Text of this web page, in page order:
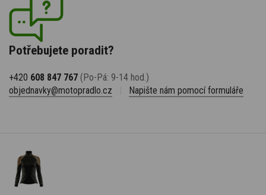
Potřebujete poradit?
+420 608 847 767 (Po-Pá: 9-14 hod.)
objednavky@motopradlo.cz
Napište nám pomocí formuláře